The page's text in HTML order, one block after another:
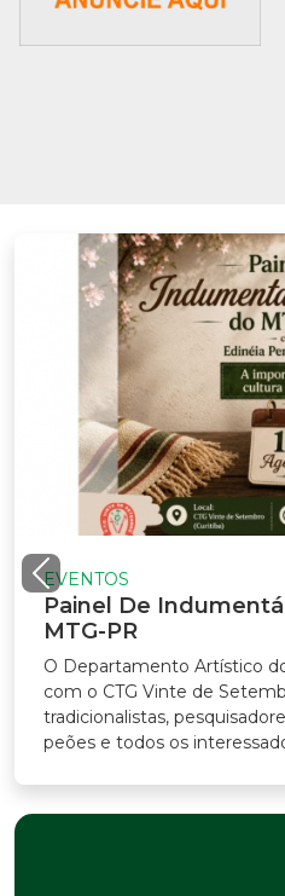
EVENTOS
Painel De
MTG-PR
O Departamento Artístico
com o CTG Vinte de
tradicionalistas,
peões e todos os